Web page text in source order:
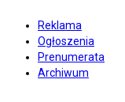
Reklama
Ogłoszenia
Prenumerata
Archiwum